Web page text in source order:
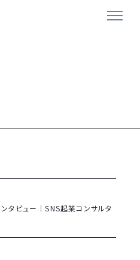
タビュー｜SNS起業コンサルタ